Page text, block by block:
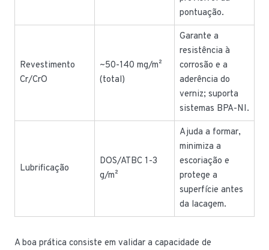
pontuação.
Revestimento
Cr/CrO
~50-140 mg/m²
(total)
Garante a
resistência à
corrosão e a
aderência do
verniz; suporta
sistemas BPA-NI.
Lubrificação
DOS/ATBC 1-3
g/m²
Ajuda a formar,
minimiza a
escoriação e
protege a
superfície antes
da lacagem.
A boa prática consiste em validar a capacidade de